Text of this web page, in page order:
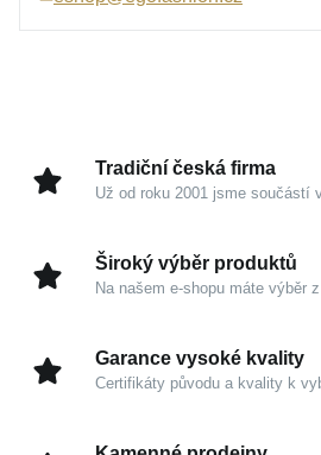
Tento sofistikovaný klenot je
Kouzlo v detailech
odolnost, dlouhodobou
překrásně odráží světlo a je
Značka MOISS:
Ztělesňuje
Tradiční česká firma
Už od roku 2001 jsme součástí
Široký výběr produktů
Na našem e-shopu máte výběr
Garance vysoké kvality
Certifikáty původu a kvality k